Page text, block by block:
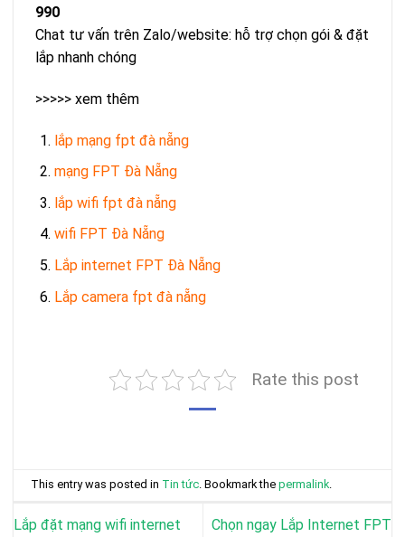
990
Chat tư vấn trên Zalo/website: hỗ trợ chọn gói & đặt
lắp nhanh chóng
>>>>> xem thêm
lắp mạng fpt đà nẵng
mạng FPT Đà Nẵng
lắp wifi fpt đà nẵng
wifi FPT Đà Nẵng
Lắp internet FPT Đà Nẵng
Lắp camera fpt đà nẵng
Rate this post
This entry was posted in Tin tức. Bookmark thepermalink.
Lắp đặt mạng wifi internet
Chọn ngay Lắp Internet FPT